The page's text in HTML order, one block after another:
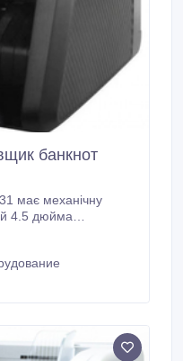
банкнот
має механічну
4.5 дюйма
лотка - 500
лотка - 200-300
-